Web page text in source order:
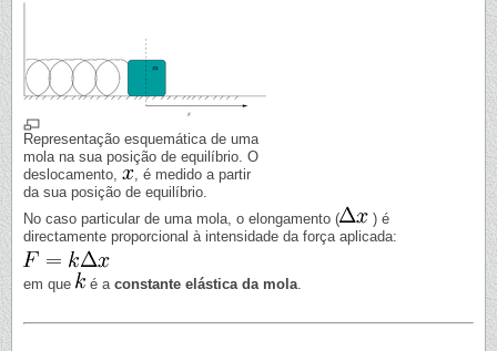
Representação esquemática de uma
mola na sua posição de equilíbrio. O
deslocamento,
, é medido a partir
da sua posição de equilíbrio.
No caso particular de uma mola, o elongamento (
) é
directamente proporcional à intensidade da força aplicada:
em que é a constante elástica da mola